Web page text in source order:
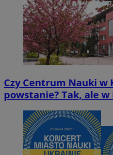
Czy Centrum Nauki w
powstanie? Tak, ale